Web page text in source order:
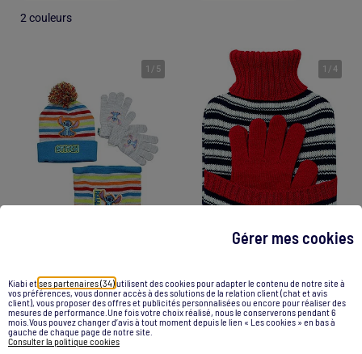
Gérer mes cookies
Kiabi etses partenaires (34)utilisent des cookies pour adapter le contenu de notre site à
vos préférences, vous donner accès à des solutions de la relation client (chat et avis
client), vous proposer des offres et publicités personnalisées ou encore pour réaliser des
mesures de performance.Une fois votre choix réalisé, nous le conserverons pendant 6
mois.Vous pouvez changer d’avis à tout moment depuis le lien « Les cookies » en bas à
gauche de chaque page de notre site.
Consulter la politique cookies
2 couleurs
1 / 5
Disney - Bonnet avec pompom, gants et snood colorés
19,90 €
1 /4
Bouillotte à eau avec gants et housse tricot rayée
19,40 €